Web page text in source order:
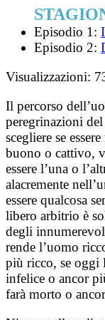
Episodio 1:
Episodio 2:
Visualizzazioni:
Il percorso
peregrinazioni
scegliere se
buono o cattivo,
essere l’una o
alacremente
essere qualcosa
libero arbitrio è
degli
rende l’uomo
più ricco, se oggi
infelice o ancor
farà morto o